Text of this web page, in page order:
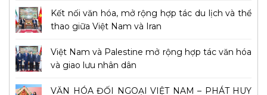
Kết nối văn hóa, mở rộng hợp tác du lịch và thể
thao giữa Việt Nam và Iran
Việt Nam và Palestine mở rộng hợp tác văn hóa
và giao lưu nhân dân
VĂN HÓA ĐỐI NGOẠI VIỆT NAM – PHÁT HUY